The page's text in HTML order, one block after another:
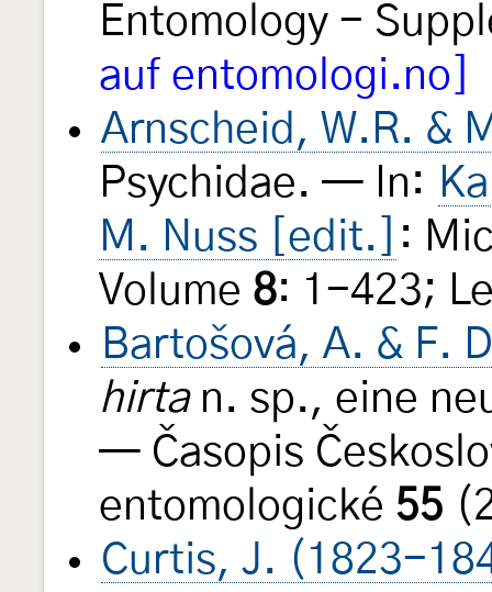
Entomology -
auf entomologi.no]
Arnscheid, W.R. &
Psychidae. — In:
M. Nuss [edit.]
:
Volume 8: 1-423;
Bartošová, A. & F.
hirtan. sp., eine
— Časopis
entomologické 55
Curtis, J. (1823-